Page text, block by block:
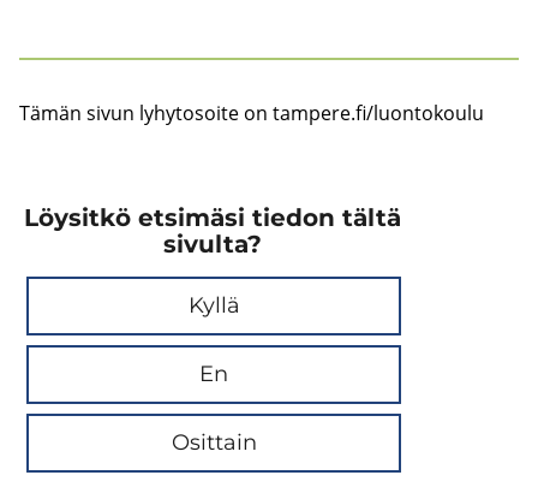
Tämän sivun ly­hy­to­soi­te on tam­pe­re.fi/luon­to­kou­lu
Löysitkö etsimäsi tiedon tältä
sivulta?
Kyllä
En
Osittain